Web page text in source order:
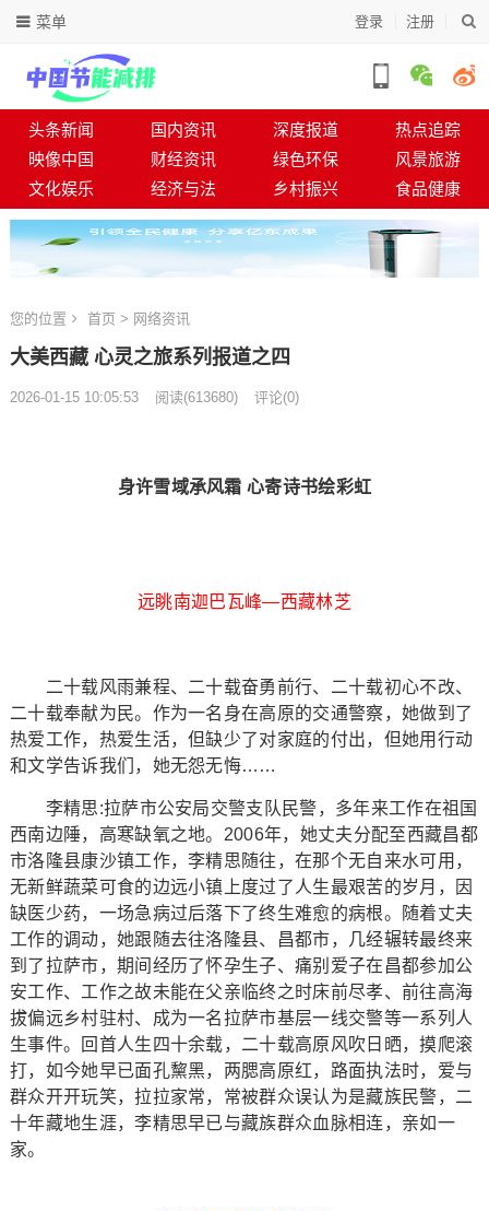
登录 注册
菜单
头条新闻 国内资讯 深度报道
热点追踪
映像中国
财经资讯 绿色环保
风景旅游
文化娱乐
经济与法 乡村振兴 食品健康
您的位置 首页 > 网络资讯
大美西藏 心灵之旅系列报道之四
2026-01-15 10:05:53 阅读(613680) 评论(0)
身许雪域承风霜 心寄诗书绘彩虹
远眺南迦巴瓦峰—西藏林芝
二十载风雨兼程、二十载奋勇前行、二十载初心不改、
二十载奉献为民。作为一名身在高原的交通警察，她做到了
热爱工作，热爱生活，但缺少了对家庭的付出，但她用行动
和文学告诉我们，她无怨无悔……
李精思:拉萨市公安局交警支队民警，多年来工作在祖国
西南边陲，高寒缺氧之地。2006年，她丈夫分配至西藏昌都
市洛隆县康沙镇工作，李精思随往，在那个无自来水可用，
无新鲜蔬菜可食的边远小镇上度过了人生最艰苦的岁月，因
缺医少药，一场急病过后落下了终生难愈的病根。随着丈夫
工作的调动，她跟随去往洛隆县、昌都市，几经辗转最终来
到了拉萨市，期间经历了怀孕生子、痛别爱子在昌都参加公
安工作、工作之故未能在父亲临终之时床前尽孝、前往高海
拔偏远乡村驻村、成为一名拉萨市基层一线交警等一系列人
生事件。回首人生四十余载，二十载高原风吹日晒，摸爬滚
打，如今她早已面孔黧黑，两腮高原红，路面执法时，爱与
群众开开玩笑，拉拉家常，常被群众误认为是藏族民警，二
十年藏地生涯，李精思早已与藏族群众血脉相连，亲如一
家。